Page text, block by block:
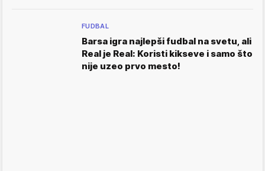
FUDBAL
Barsa igra najlepši fudbal na svetu, ali
Real je Real: Koristi kikseve i samo što
nije uzeo prvo mesto!